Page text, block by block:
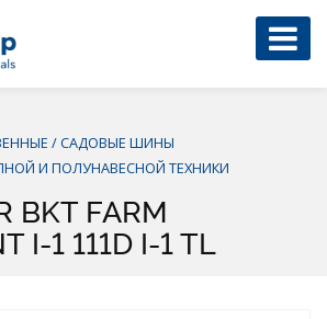
/ САДОВЫЕ ШИНЫ
И ПОЛУНАВЕСНОЙ ТЕХНИКИ
BKT FARM
I-1 111D I-1 TL